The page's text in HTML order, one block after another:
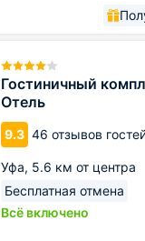
Гостиничный
Отель
9.3 46 отзывов
Уфа, 5.6 км от центра
Бесплатная отмена
Всё включено